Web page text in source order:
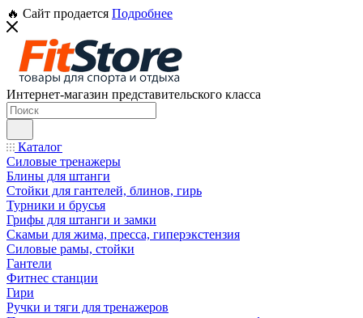
🔥 Сайт продается Подробнее
Интернет-магазин представительского класса
Каталог
Силовые тренажеры
Блины для штанги
Стойки для гантелей, блинов, гирь
Турники и брусья
Грифы для штанги и замки
Скамьи для жима, пресса, гиперэкстензия
Силовые рамы, стойки
Гантели
Фитнес станции
Гири
Ручки и тяги для тренажеров